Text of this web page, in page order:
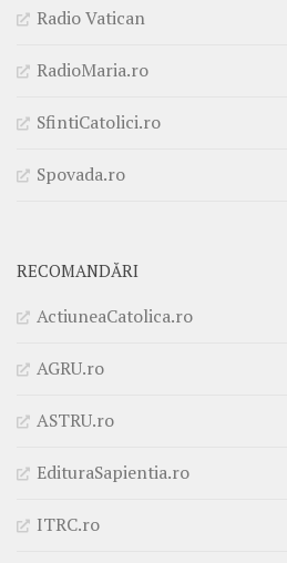
Radio Vatican
RadioMaria.ro
SfintiCatolici.ro
Spovada.ro
RECOMANDĂRI
ActiuneaCatolica.ro
AGRU.ro
ASTRU.ro
EdituraSapientia.ro
ITRC.ro